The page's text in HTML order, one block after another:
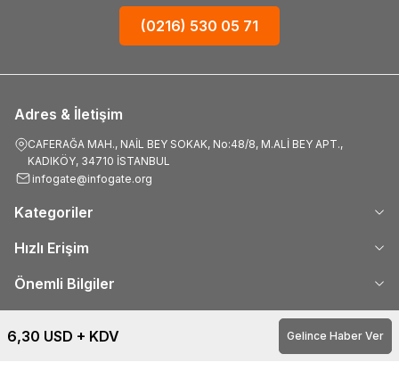
6,30 USD + KDV Gelince Haber Ver
(0216) 530 05 71
Adres & İletişim
CAFERAĞA MAH., NAİL BEY SOKAK, No:48/8, M.ALİ BEY APT.,
KADIKÖY, 34710 İSTANBUL
infogate@infogate.org
Kategoriler
Hızlı Erişim
Önemli Bilgiler